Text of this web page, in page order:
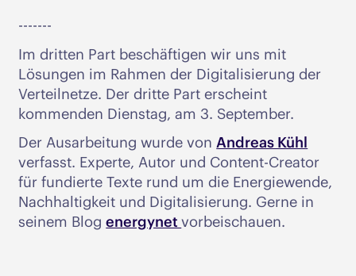
-------
Im dritten Part beschäftigen wir uns mit
Lösungen im Rahmen der Digitalisierung der
Verteilnetze. Der dritte Part erscheint
kommenden Dienstag, am 3. September.
Der Ausarbeitung wurde vonAndreas Kühl
verfasst. Experte, Autor und Content-Creator
für fundierte Texte rund um die Energiewende,
Nachhaltigkeit und Digitalisierung. Gerne in
seinem Blogenergynetvorbeischauen.